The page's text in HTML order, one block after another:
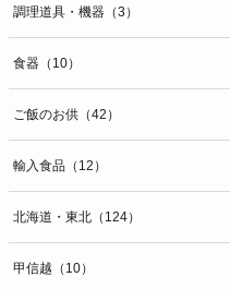
調理道具・機器（3）
食器（10）
ご飯のお供（42）
輸入食品（12）
北海道・東北（124）
甲信越（10）